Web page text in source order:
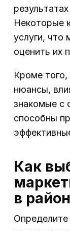
Некоторые
услуги,
оценить их
Кроме
нюансы,
знакомые с
способны
Как
в
Определите